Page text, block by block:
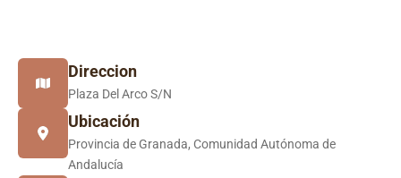
Direccion
Plaza Del Arco S/N
Ubicación
Provincia de Granada, Comunidad Autónoma de
Andalucía